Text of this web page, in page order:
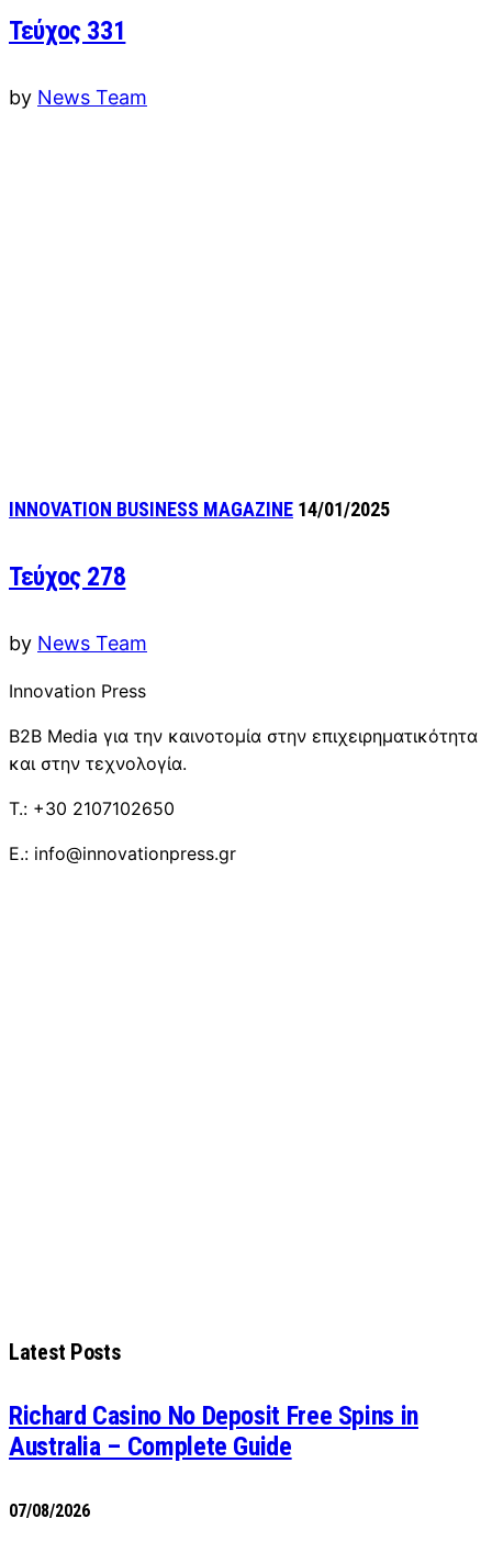
Τεύχος 331
by News Team
INNOVATION BUSINESS MAGAZINE 14/01/2025
Τεύχος 278
by News Team
Innovation Press
B2B Media για την καινοτομία στην επιχειρηματικότητα
και στην τεχνολογία.
T.: +30 2107102650
E.: info@innovationpress.gr
Latest Posts
Richard Casino No Deposit Free Spins in
Australia – Complete Guide
07/08/2026